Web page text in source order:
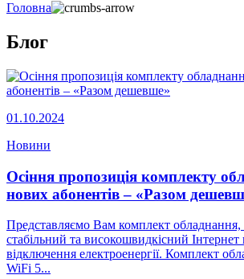
Головна
Блог
01.10.2024
Новини
Осіння пропозиція комплекту
нових абонентів – «Разом
Представляємо Вам комплект обладнання,
стабільний та високошвидкісний Інтернет
відключення електроенергії. Комплект
WiFi 5...